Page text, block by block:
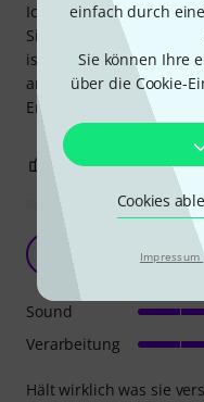
einfach durch
Sie können Ihre
über die Cookie-
Cookies
Impressum
Ich spiele auf der
Sie ist im Klang weich
ist für meine Geige, auf
andere normale wie
Ergebnis ausprobiert
0
Toller Klang in E
Hält wirklich was sie
Sound
Verarbeitung